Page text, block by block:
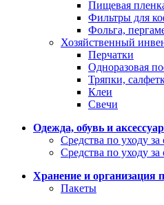
Пищевая
Фильтры для
Фольга,
Хозяйственный
Перчатки
Одноразовая
Тряпки,
Клеи
Свечи
Одежда, обувь и
Средства по уходу
Средства по уходу
Хранение и организация
Пакеты